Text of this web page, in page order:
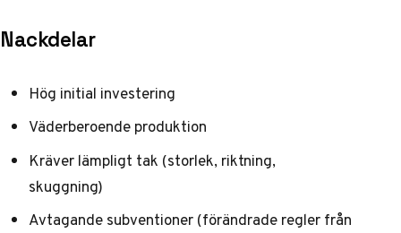
Nackdelar
Hög initial investering
Väderberoende produktion
Kräver lämpligt tak (storlek, riktning,
skuggning)
Avtagande subventioner (förändrade regler från